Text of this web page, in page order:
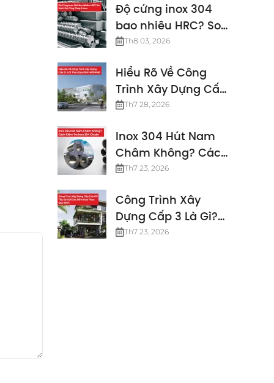
Độ cứng inox 304
bao nhiêu HRC? So
sánh độ cứng thép
Th8 03, 2026
Hiểu Rõ Về Công
Trình Xây Dựng Cấp
2 Là Gì Theo Quy
Th7 28, 2026
Inox 304 Hút Nam
Châm Không? Cách
Kiểm Tra Inox 304
Th7 23, 2026
Công Trình Xây
Dựng Cấp 3 Là Gì?
Các Tiêu Chuẩn
Th7 23, 2026